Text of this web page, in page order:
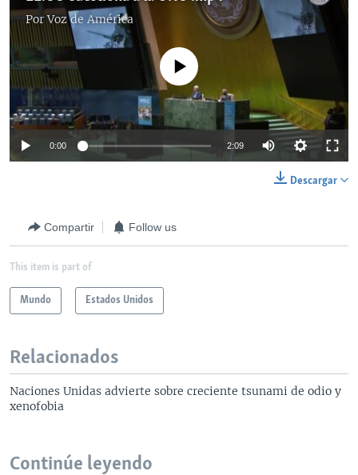
PorVoz de América
No media source currently available
0:00 2:09
Descargar
Compartir Follow us
This item is part of
Mundo Estados Unidos
Relacionados
Naciones Unidas advierte sobre creciente tsunami de odio y
xenofobia
Continúe leyendo